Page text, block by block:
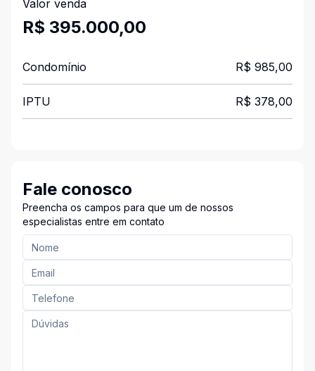
Valor venda
R$ 395.000,00
Condomínio R$ 985,00
IPTU R$ 378,00
Fale conosco
Preencha os campos para que um de nossos
especialistas entre em contato